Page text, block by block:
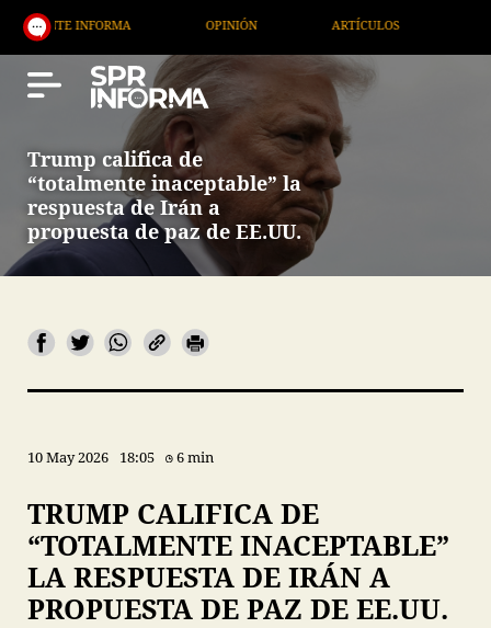
INFORMA ARTÍCULOS
Trump califica de
“totalmente inaceptable” la
respuesta de Irán a
propuesta de paz de EE.UU.
10 May 2026 18:05 6 min
TRUMP CALIFICA DE
“TOTALMENTE INACEPTABLE”
LA RESPUESTA DE IRÁN A
PROPUESTA DE PAZ DE EE.UU.